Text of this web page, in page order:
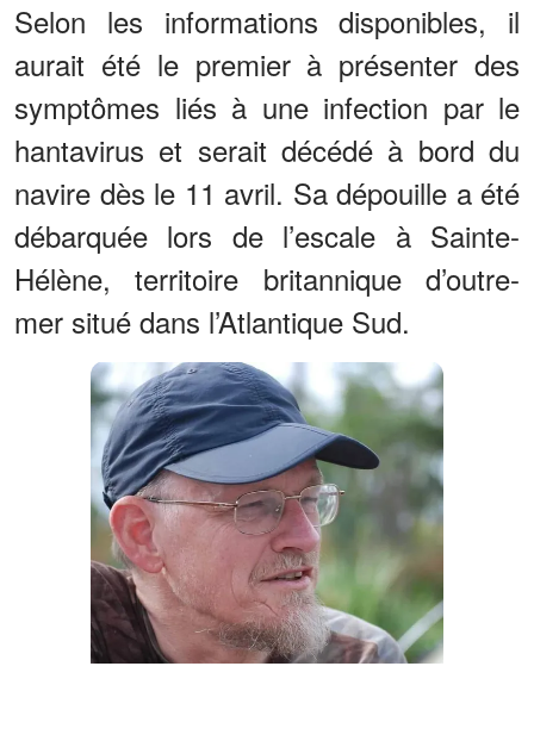
Selon les informations disponibles, il
aurait été le premier à présenter des
symptômes liés à une infection par le
hantavirus et serait décédé à bord du
navire dès le 11 avril. Sa dépouille a été
débarquée lors de l’escale à Sainte-
Hélène, territoire britannique d’outre-
mer situé dans l’Atlantique Sud.